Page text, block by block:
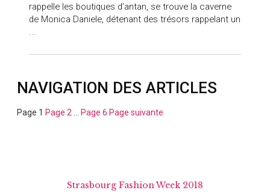
rappelle les boutiques d’antan, se trouve la caverne
de Monica Daniele, détenant des trésors rappelant un
NAVIGATION DES ARTICLES
Page 1 Page 2 … Page 6 Page suivante
Strasbourg Fashion Week 2018